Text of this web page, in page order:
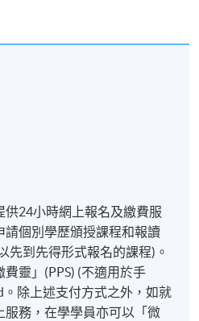
24小時網上報名及繳費服
個別學歷頒授課程和報讀
先到先得形式報名的課程)。
靈」(PPS) (不適用於手
。除上述支付方式之外，如就
服務，在學學員亦可以「微